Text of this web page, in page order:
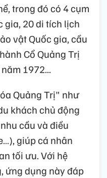
trong đó có 4 cụm
gia, 20 di tích lịch
vật Quốc gia, cầu
Cổ Quảng Trị
1972...
Quảng Trị" như
khách chủ động
cầu và điều
giúp cá nhân
tối ưu. Với hệ
ứng dụng này đáp